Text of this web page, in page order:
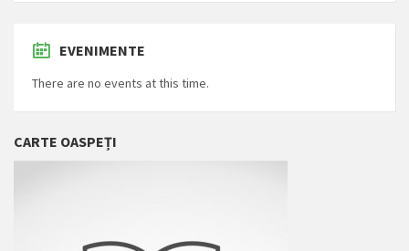
EVENIMENTE
There are no events at this time.
CARTE OASPEȚI